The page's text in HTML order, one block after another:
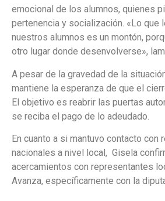
emocional de los alumnos, quienes
pertenencia y socialización. «Lo que
nuestros alumnos es un montón,
otro lugar donde desenvolverse»,
A pesar de la gravedad de la
mantiene la esperanza de que el
El objetivo es reabrir las puertas
se reciba el pago de lo adeudado.
En cuanto a si mantuvo contacto con
nacionales a nivel local, Gisela
acercamientos con representantes
Avanza, específicamente con la